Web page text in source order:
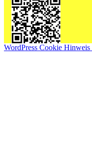
WordPress Cookie